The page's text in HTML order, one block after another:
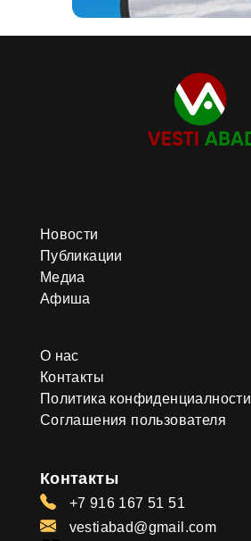
Новости
Публикации
Медиа
Афиша
О нас
Контакты
Политика конфиденциалности
Соглашения пользователя
Контакты
+7 916 167 51 51
vestiabad@gmail.com